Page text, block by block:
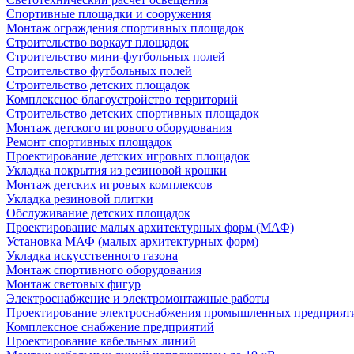
Спортивные площадки и сооружения
Монтаж ограждения спортивных площадок
Строительство воркаут площадок
Строительство мини-футбольных полей
Строительство футбольных полей
Строительство детских площадок
Комплексное благоустройство территорий
Строительство детских спортивных площадок
Монтаж детского игрового оборудования
Ремонт спортивных площадок
Проектирование детских игровых площадок
Укладка покрытия из резиновой крошки
Монтаж детских игровых комплексов
Укладка резиновой плитки
Обслуживание детских площадок
Проектирование малых архитектурных форм (МАФ)
Установка МАФ (малых архитектурных форм)
Укладка искусственного газона
Монтаж спортивного оборудования
Монтаж световых фигур
Электроснабжение и электромонтажные работы
Проектирование электроснабжения промышленных
Комплексное снабжение предприятий
Проектирование кабельных линий